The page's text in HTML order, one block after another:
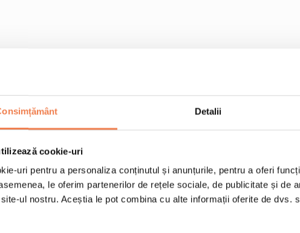
Detalii
cookie-uri
uri pentru a personaliza conținutul și anunțurile, pentru a oferi
le oferim partenerilor de rețele sociale, de publicitate și de
ul nostru. Aceștia le pot combina cu alte informații oferite de dvs.
1 cutie